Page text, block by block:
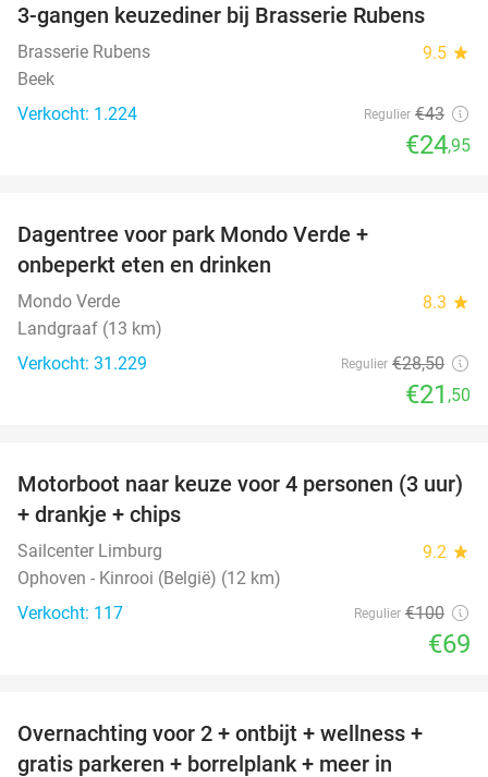
42%
3-gangen keuzediner bij Brasserie Rubens
Brasserie Rubens 9.5 star
Beek
Verkocht: 1.224
Regulier €43
€24,95
Dagentree voor park Mondo Verde +
onbeperkt eten en drinken
Mondo Verde 8.3 star
Landgraaf (13 km)
Verkocht: 31.229
Regulier €28,50
€21 ,50
31%
Motorboot naar keuze voor 4 personen (3 uur)
+ drankje + chips
Sailcenter Limburg 9.2 star
Ophoven - Kinrooi (België) (12 km)
Verkocht: 117
Regulier €100
€69
33%
Overnachting voor 2 + ontbijt + wellness +
gratis parkeren + borrelplank + meer in